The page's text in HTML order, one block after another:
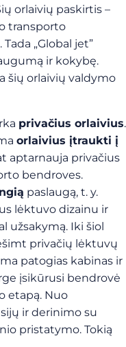
orlaivių paskirtis –
transporto
„Global jet”
ir kokybę.
šių orlaivių valdymo
privačius orlaivius.
orlaivius įtraukti į
aptarnauja privačius
bendroves.
paslaugą, t. y.
lėktuvo dizainu ir
užsakymą. Iki šiol
privačių lėktuvų
patogias kabinas ir
įsikūrusi bendrovė
etapą. Nuo
ir derinimo su
pristatymo. Tokią